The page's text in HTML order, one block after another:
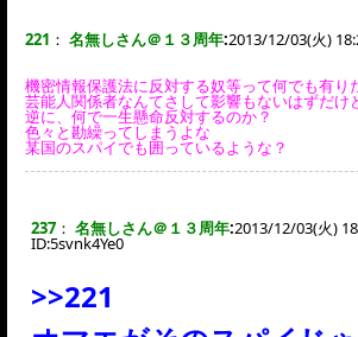
221 ： 名無しさん＠１３周年:2013/12/03(火)
機密情報保護法に反対する奴等って何でも有り
芸能人関係者なんてさして影響もないはずだけ
逆に、何で一生懸命反対するのか？
色々と勘繰ってしまうよな
某国のスパイでも囲っているような？
237 ： 名無しさん＠１３周年:2013/12/03(火)
ID:5svnk4Ye0
>>221